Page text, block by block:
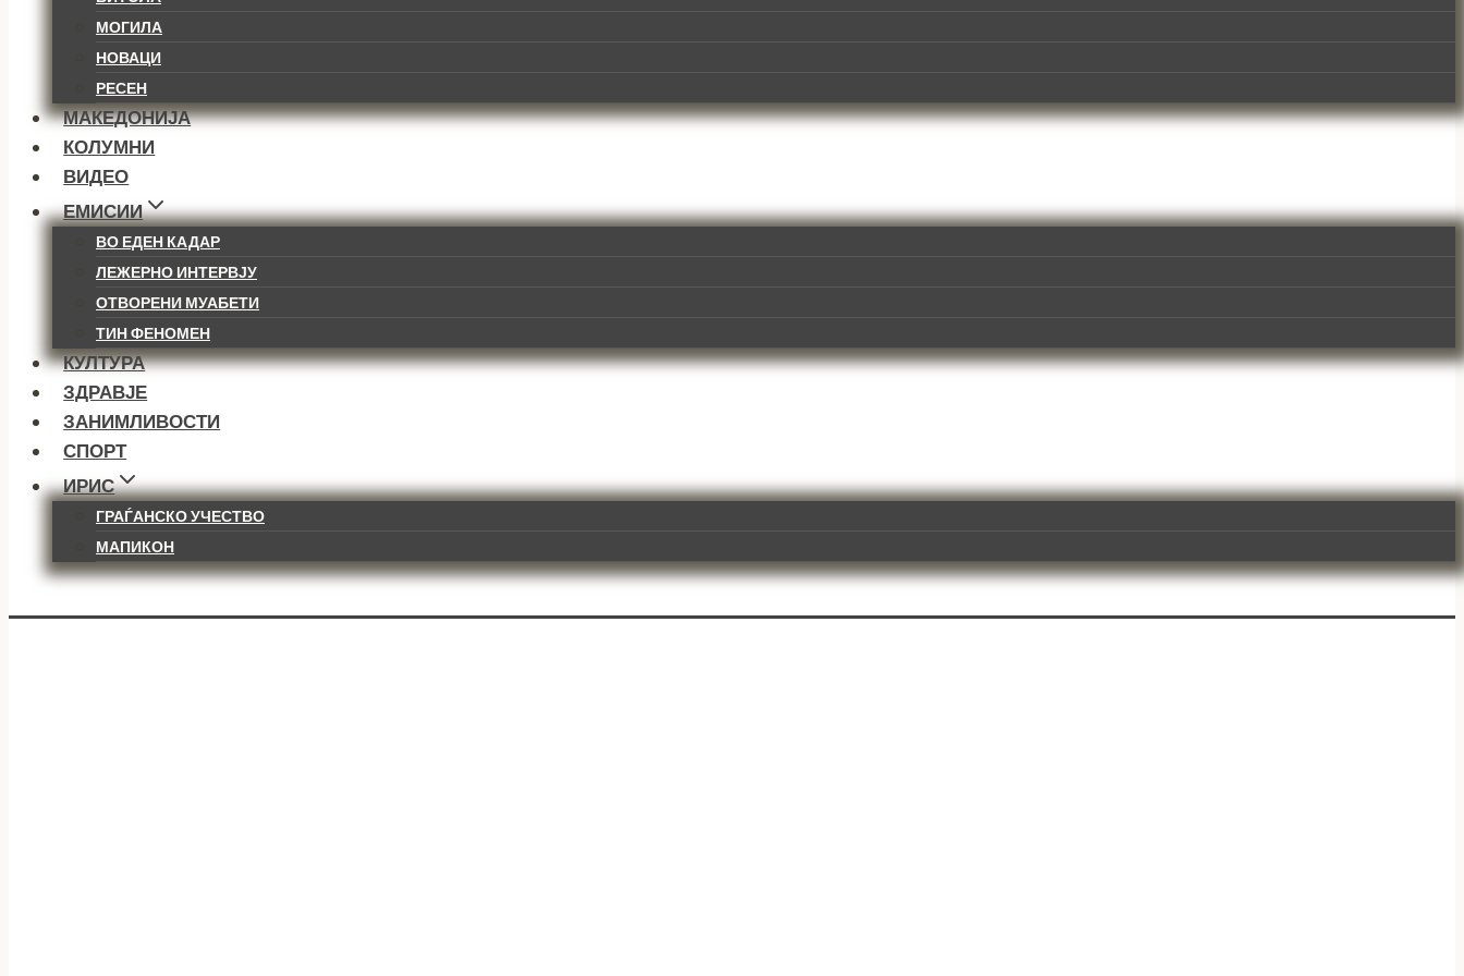
МОГИЛА
НОВАЦИ
РЕСЕН
МАКЕДОНИЈА
КОЛУМНИ
ВИДЕО
ЕМИСИИ
ВО ЕДЕН КАДАР
ЛЕЖЕРНО ИНТЕРВЈУ
ОТВОРЕНИ МУАБЕТИ
ТИН ФЕНОМЕН
КУЛТУРА
ЗДРАВЈЕ
ЗАНИМЛИВОСТИ
СПОРТ
ИРИС
ГРАЃАНСКО УЧЕСТВО
МАПИКОН